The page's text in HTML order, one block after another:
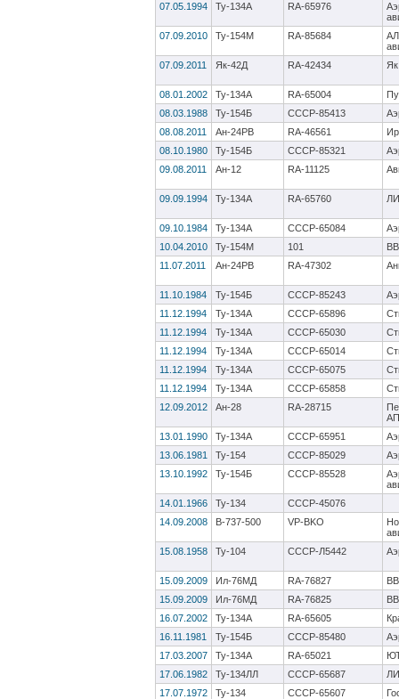
07.05.1994
Ту-134А RA-65976
07.09.2010
Ту-154М RA-85684
07.09.2011
Як-42Д RA-42434
08.01.2002 Ту-134А RA-65004
08.03.1988
Ту-154Б CCCP-85413
08.08.2011
Ан-24РВ RA-46561
08.10.1980
Ту-154Б CCCP-85321
09.08.2011
Ан-12 RA-11125
09.09.1994 Ту-134А RA-65760
09.10.1984 Ту-134А CCCP-65084
10.04.2010
Ту-154М 101
11.07.2011
Ан-24РВ RA-47302
11.10.1984 Ту-154Б CCCP-85243
11.12.1994
Ту-134А CCCP-65896
11.12.1994
Ту-134А CCCP-65030
11.12.1994
Ту-134А CCCP-65014
11.12.1994
Ту-134А CCCP-65075
11.12.1994
Ту-134А CCCP-65858
12.09.2012
Ан-28 RA-28715
АП
13.01.1990
Ту-134А СССР-65951
13.06.1981
Ту-154 CCCP-85029
13.10.1992
Ту-154Б СССР-85528
14.01.1966
Ту-134
СССР-45076
14.09.2008
B-737-500 VP-BKO
15.08.1958
Ту-104 СССР-Л5442
15.09.2009 Ил-76МД RA-76827
15.09.2009
Ил-76МД RA-76825
16.07.2002
Ту-134А RA-65605
16.11.1981
Ту-154Б CCCP-85480
17.03.2007
Ту-134А RA-65021
17.06.1982
Ту-134ЛЛ СССР-65687
17.07.1972
Ту-134 СССР-65607